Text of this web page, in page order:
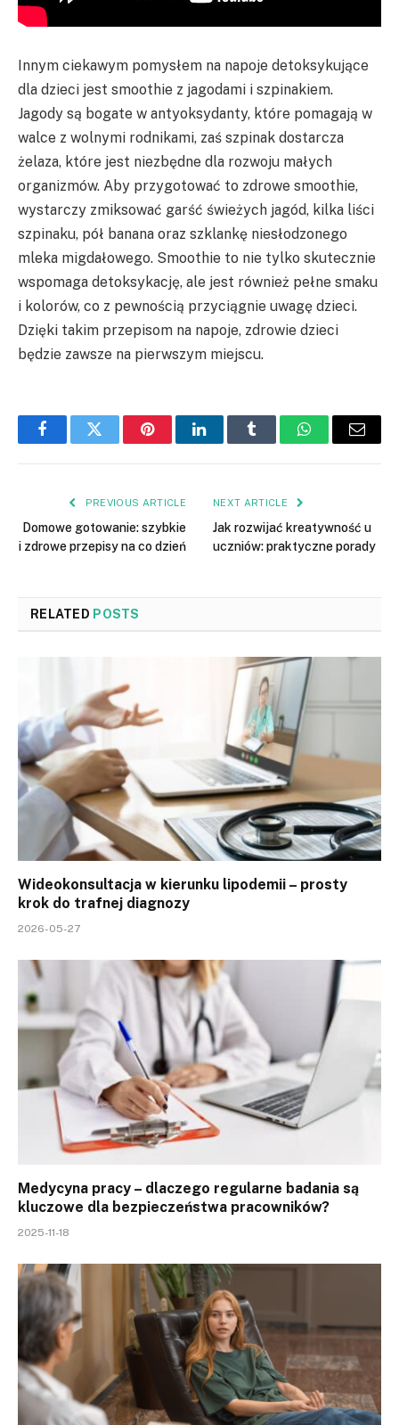
Innym ciekawym pomysłem na napoje detoksykujące
dla dzieci jest smoothie z jagodami i szpinakiem.
Jagody są bogate w antyoksydanty, które pomagają w
walce z wolnymi rodnikami, zaś szpinak dostarcza
żelaza, które jest niezbędne dla rozwoju małych
organizmów. Aby przygotować to zdrowe smoothie,
wystarczy zmiksować garść świeżych jagód, kilka liści
szpinaku, pół banana oraz szklankę niesłodzonego
mleka migdałowego. Smoothie to nie tylko skutecznie
wspomaga detoksykację, ale jest również pełne smaku
i kolorów, co z pewnością przyciągnie uwagę dzieci.
Dzięki takim przepisom na napoje, zdrowie dzieci
będzie zawsze na pierwszym miejscu.
FacebookTwitter PinterestLinkedInTumblr WhatsAppEmail
PREVIOUS ARTICLE
Domowe gotowanie: szybkie
i zdrowe przepisy na co dzień
NEXT ARTICLE
Jak rozwijać kreatywność u
uczniów: praktyczne porady
RELATED POSTS
Wideokonsultacja w kierunku lipodemii – prosty
krok do trafnej diagnozy
2026-05-27
Medycyna pracy – dlaczego regularne badania są
kluczowe dla bezpieczeństwa pracowników?
2025-11-18